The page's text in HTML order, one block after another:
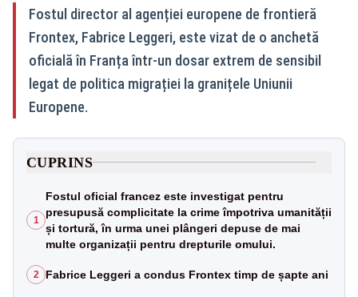
Fostul director al agenției europene de frontieră
Frontex, Fabrice Leggeri, este vizat de o anchetă
oficială în Franța într-un dosar extrem de sensibil
legat de politica migrației la granițele Uniunii
Europene.
CUPRINS
1
Fostul oficial francez este investigat pentru
presupusă complicitate la crime împotriva umanității
și tortură, în urma unei plângeri depuse de mai
multe organizații pentru drepturile omului.
2 Fabrice Leggeri a condus Frontex timp de șapte ani